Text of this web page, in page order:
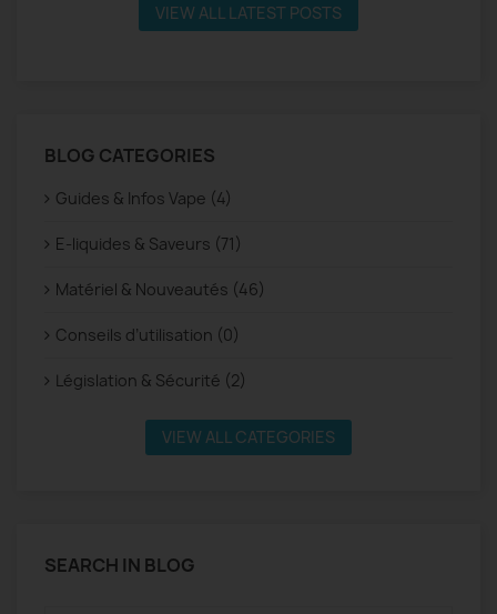
VIEW ALL LATEST POSTS
BLOG CATEGORIES
Guides & Infos Vape (4)
E-liquides & Saveurs (71)
Matériel & Nouveautés (46)
Conseils d’utilisation (0)
Législation & Sécurité (2)
VIEW ALL CATEGORIES
SEARCH IN BLOG